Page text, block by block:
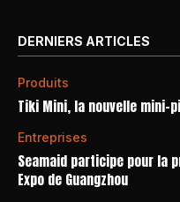
DERNIERS ARTICLES
Produits
Tiki Mini, la nouvelle mini-
Entreprises
Seamaid participe pour la
Expo de Guangzhou